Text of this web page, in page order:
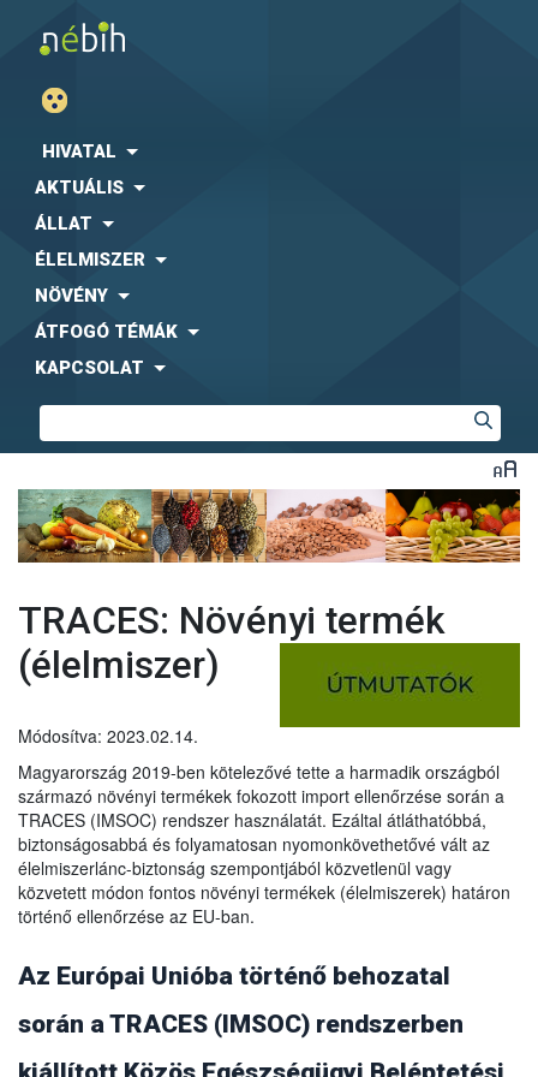
HIVATAL
AKTUÁLIS
ÁLLAT
ÉLELMISZER
NÖVÉNY
ÁTFOGÓ TÉMÁK
KAPCSOLAT
TRACES: Növényi termék
(élelmiszer)
Módosítva: 2023.02.14.
Magyarország 2019-ben kötelezővé tette a harmadik országból
származó növényi termékek fokozott import ellenőrzése során a
TRACES (IMSOC) rendszer használatát. Ezáltal átláthatóbbá,
biztonságosabbá és folyamatosan nyomonkövethetővé vált az
élelmiszerlánc-biztonság szempontjából közvetlenül vagy
közvetett módon fontos növényi termékek (élelmiszerek) határon
történő ellenőrzése az EU-ban.
Az Európai Unióba történő behozatal
során a TRACES (IMSOC) rendszerben